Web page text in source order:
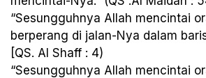
“Sesungguhnya Allah mencintai
berperang di jalan-Nya dalam
[QS. Al Shaff : 4)
“Sesungguhnya Allah mencintai